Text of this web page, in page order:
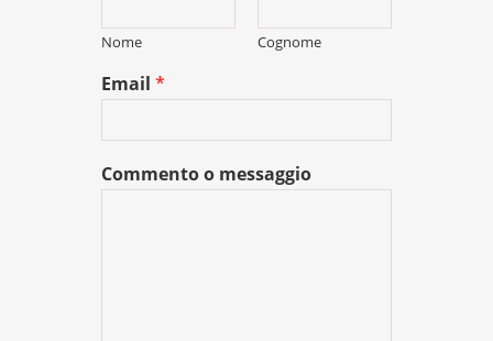
Nome Cognome
Email*
Commento o messaggio